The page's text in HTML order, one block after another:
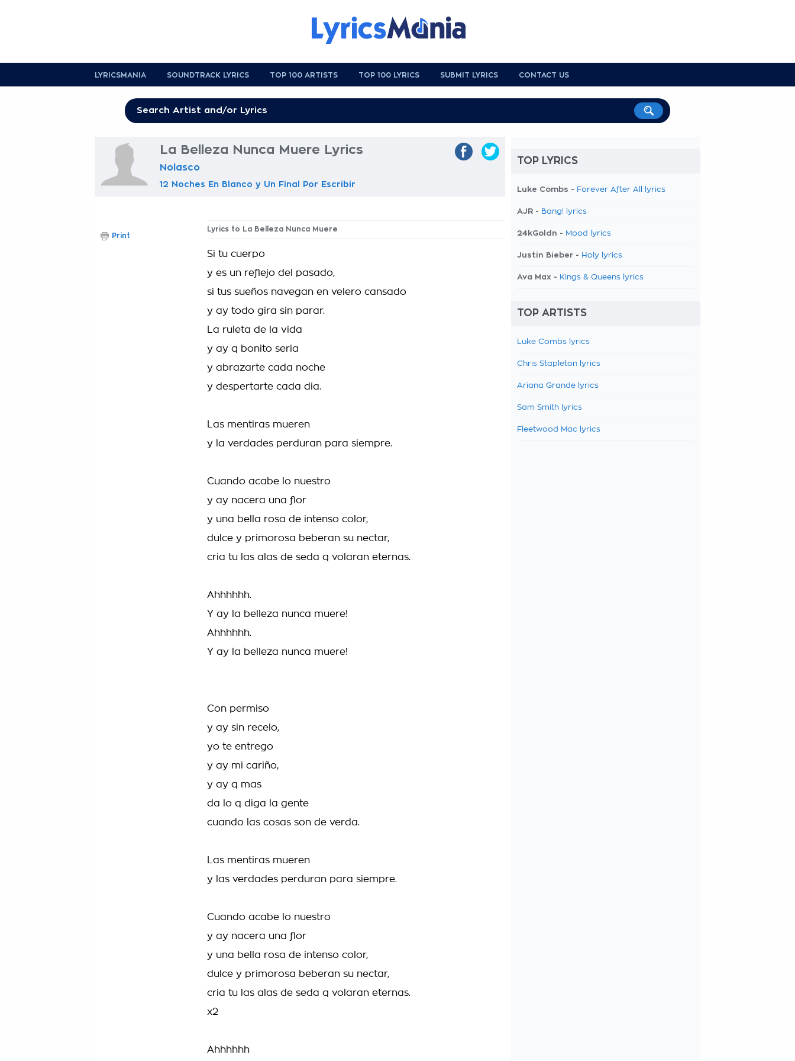
LYRICSMANIA SOUNDTRACK LYRICS TOP 100 ARTISTS TOP 100 LYRICS SUBMIT LYRICS CONTACT US
La Belleza Nunca Muere Lyrics
Nolasco
12 Noches En Blanco y Un Final Por Escribir
Lyrics to La Belleza Nunca Muere
Si tu cuerpo
y es un reflejo del pasado,
si tus sueños navegan en velero cansado
y ay todo gira sin parar.
La ruleta de la vida
y ay q bonito seria
y abrazarte cada noche
y despertarte cada dia.
Las mentiras mueren
y la verdades perduran para siempre.
Cuando acabe lo nuestro
y ay nacera una flor
y una bella rosa de intenso color,
dulce y primorosa beberan su nectar,
cria tu las alas de seda q volaran eternas.
Ahhhhhh.
Y ay la belleza nunca muere!
Ahhhhhh.
Y ay la belleza nunca muere!
Con permiso
y ay sin recelo,
yo te entrego
y ay mi cariño,
y ay q mas
da lo q diga la gente
cuando las cosas son de verda.
Las mentiras mueren
y las verdades perduran para siempre.
Cuando acabe lo nuestro
y ay nacera una flor
y una bella rosa de intenso color,
dulce y primorosa beberan su nectar,
cria tu las alas de seda q volaran eternas.
x2
Ahhhhhh
Print
TOP LYRICS
Luke Combs - Forever After All lyrics
AJR - Bang! lyrics
24kGoldn - Mood lyrics
Justin Bieber - Holy lyrics
Ava Max - Kings & Queens lyrics
TOP ARTISTS
Luke Combs lyrics
Chris Stapleton lyrics
Ariana Grande lyrics
Sam Smith lyrics
Fleetwood Mac lyrics